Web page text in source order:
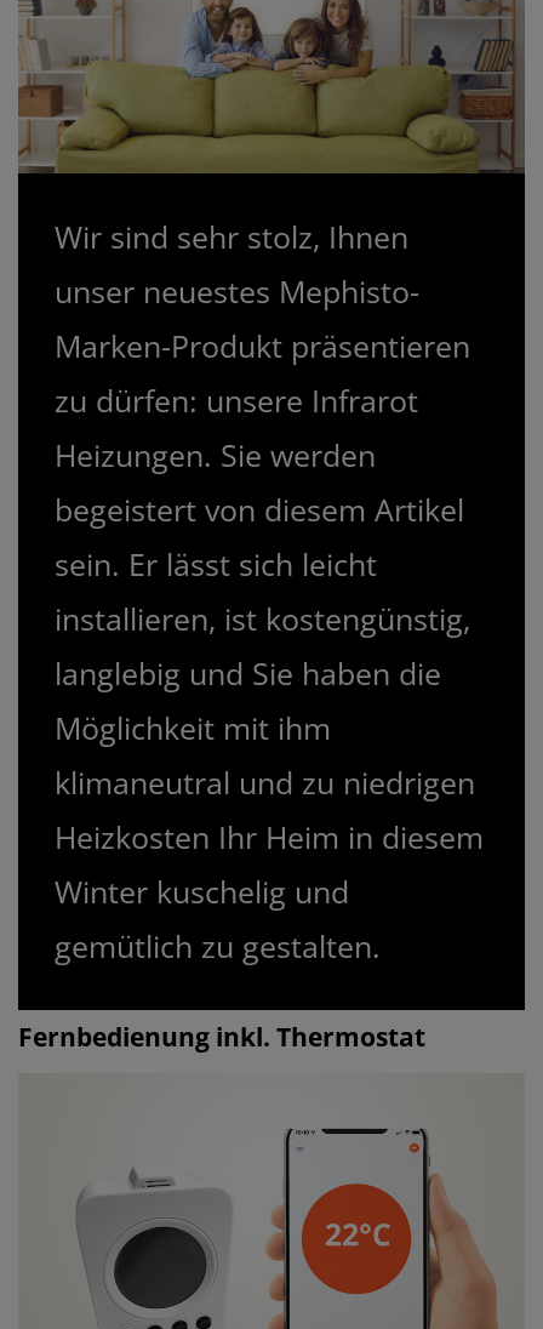
Wir sind sehr stolz, Ihnen
unser neuestes Mephisto-
Marken-Produkt präsentieren
zu dürfen: unsere Infrarot
Heizungen. Sie werden
begeistert von diesem Artikel
sein. Er lässt sich leicht
installieren, ist kostengünstig,
langlebig und Sie haben die
Möglichkeit mit ihm
klimaneutral und zu niedrigen
Heizkosten Ihr Heim in diesem
Winter kuschelig und
gemütlich zu gestalten.
Fernbedienung inkl. Thermostat